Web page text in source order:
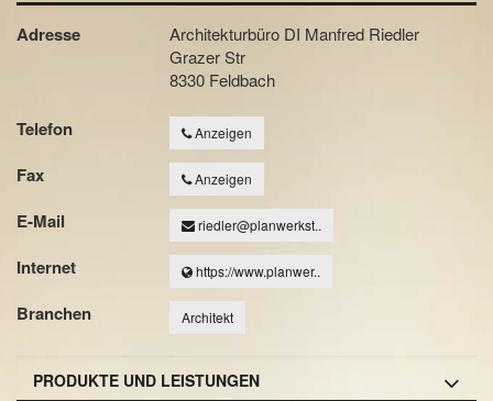
Adresse
Architekturbüro DI Manfred Riedler
Grazer Str
8330 Feldbach
Telefon Anzeigen
Fax Anzeigen
E-Mail riedler@planwerkst..
Internet https://www.planwer..
Branchen Architekt
PRODUKTE UND LEISTUNGEN